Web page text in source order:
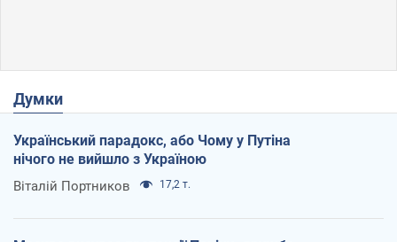
Думки
Український парадокс, або Чому у Путіна
нічого не вийшло з Україною
Віталій Портников 17,2 т.